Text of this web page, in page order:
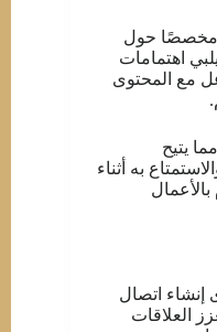
مخصصًا حول
اهتمامات
مع المحتوى
يتيح
به أثناء
بالأعمال
إنشاء اتصال
العلاقات